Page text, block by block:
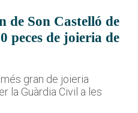
de Son Castelló de
peces de joieria de
gran de joieria
la Guàrdia Civil a les